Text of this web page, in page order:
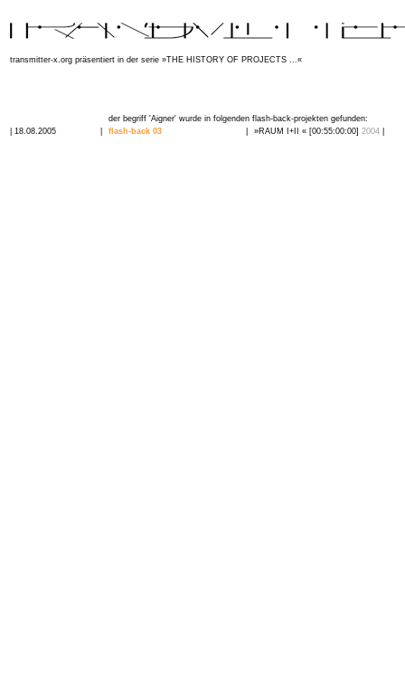
transmitter-x.org präsentiert in der serie »THE HISTORY OF PROJECTS ...«
der begriff 'Aigner' wurde in folgenden flash-back-projekten gefunden:
| 18.08.2005
flash-back 03 »RAUM I+II « [00:55:00:00] 2004